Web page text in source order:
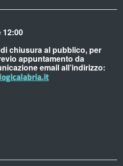
12:00
chiusura al pubblico, per
appuntamento da
email all’indirizzo: